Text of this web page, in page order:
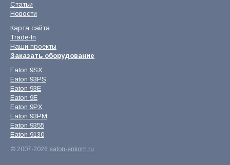
Статьи
Новости
Карта сайта
Trade-In
Наши проекты
Заказать оборудование
Eaton 9SX
Eaton 93PS
Eaton 93E
Eaton 9E
Eaton 9PX
Eaton 93PM
Eaton 9355
Eaton 9130
© 2007-2026 eaton-enkom.ru